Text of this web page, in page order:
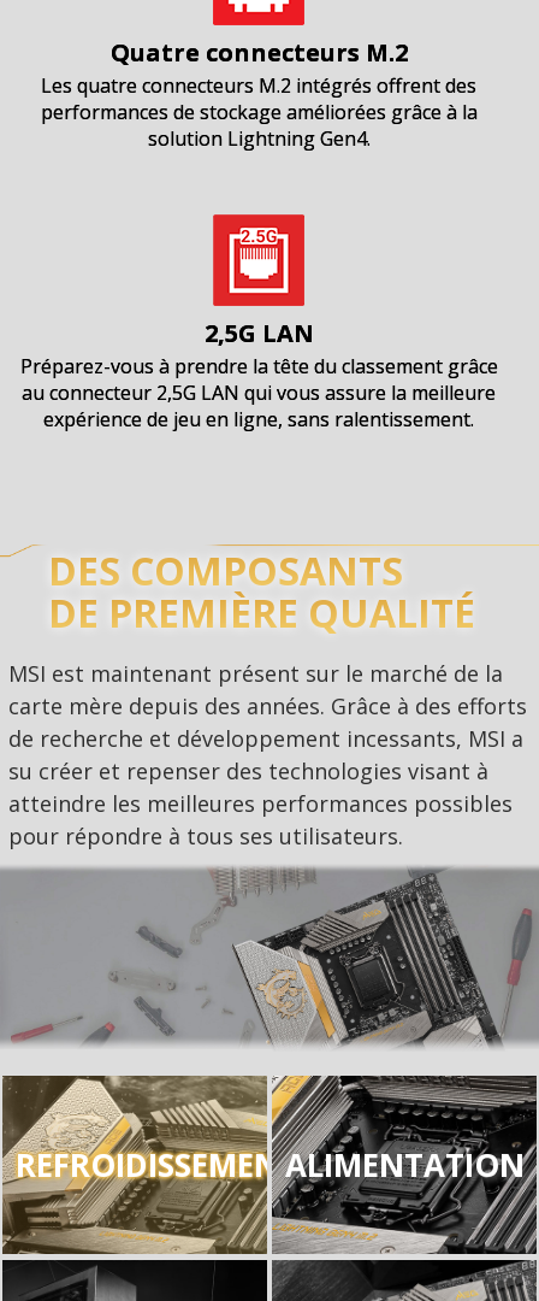
Quatre connecteurs M.2
Les quatre connecteurs M.2 intégrés offrent des
performances de stockage améliorées grâce à la
solution Lightning Gen4.
2,5G LAN
Préparez-vous à prendre la tête du classement grâce
au connecteur 2,5G LAN qui vous assure la meilleure
expérience de jeu en ligne, sans ralentissement.
DES COMPOSANTS
DE PREMIÈRE QUALITÉ
MSI est maintenant présent sur le marché de la
carte mère depuis des années. Grâce à des efforts
de recherche et développement incessants, MSI a
su créer et repenser des technologies visant à
atteindre les meilleures performances possibles
pour répondre à tous ses utilisateurs.
REFROIDISSEMENTALIMENTATION